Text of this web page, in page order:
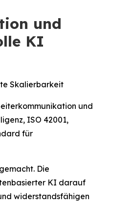
und
KI
Skalierbarkeit
und
ISO 42001,
für
Die
KI darauf
widerstandsfähigen